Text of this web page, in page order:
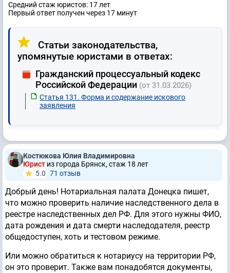
Средний стаж юристов: 17 лет
Первый ответ получен через 17 минут
Статьи законодательства,
упомянутые юристами в ответах:
Гражданский процессуальный кодекс
Российской Федерации (от 31.03.2026)
Статья 131. Форма и содержание искового
заявления
Костюкова Юлия Владимировна
Юрист из города Брянск, стаж 18 лет
5.0 71 отзыв
Добрый день! Нотариальная палата Донецка пишет,
что можно проверить наличие наследственного дела в
реестре наследственных дел РФ. Для этого нужны ФИО,
дата рождения и дата смерти наследодателя, реестр
общедоступен, хоть и тестовом режиме.
Или можно обратиться к нотариусу на территории РФ,
он это проверит. Также вам понадобятся документы,